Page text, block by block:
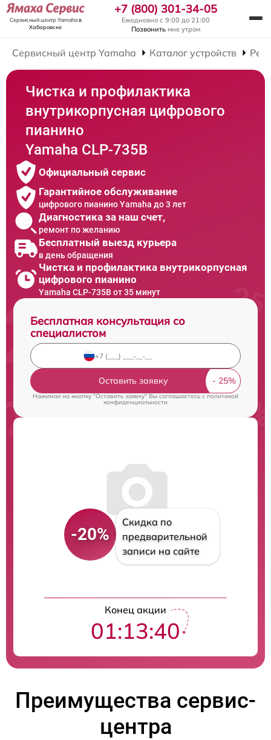
Сервисный центр Yamahaв
Хабаровске
+7 (800) 301-34-05
Ежедневно с 9:00 до 21:00
Позвонить мне утром
Сервисный центр Yamaha Каталог устройств
Чистка и профилактика
внутрикорпусная цифрового
пианино
Yamaha CLP-735B
Официальный сервис
Гарантийное обслуживание
цифрового пианино Yamaha до 3 лет
Диагностика за наш счет,
ремонт по желанию
Бесплатный выезд курьера
в день обращения
Чистка и профилактика внутрикорпусная
цифрового пианино
Yamaha CLP-735B от 35 минут
Бесплатная консультация со
специалистом
Оставить заявку
Нажимая на кнопку "Оставить заявку" Вы соглашаетесь cполитикой
конфиденциальности
-20%
Скидка по
предварительной
записи на сайте
Конец акции
01:13:39
Преимущества сервис-
центра